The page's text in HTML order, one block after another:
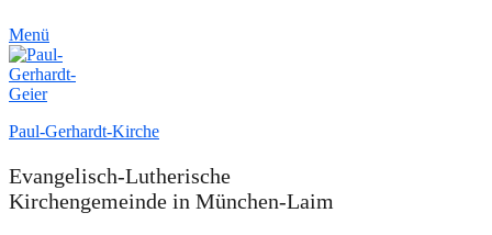
Menü
Paul-Gerhardt-Kirche
Evangelisch-Lutherische
Kirchengemeinde in München-Laim